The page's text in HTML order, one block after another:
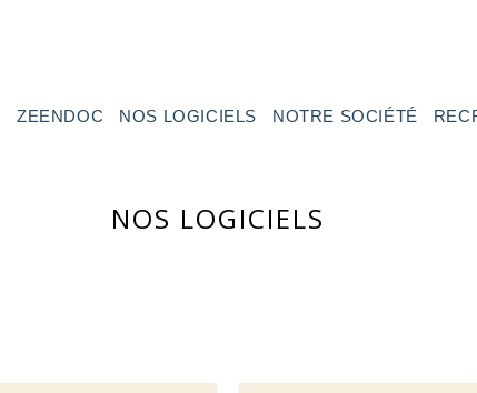
ZEENDOC NOS LOGICIELS NOTRE SOCIÉTÉ
NOS LOGICIELS